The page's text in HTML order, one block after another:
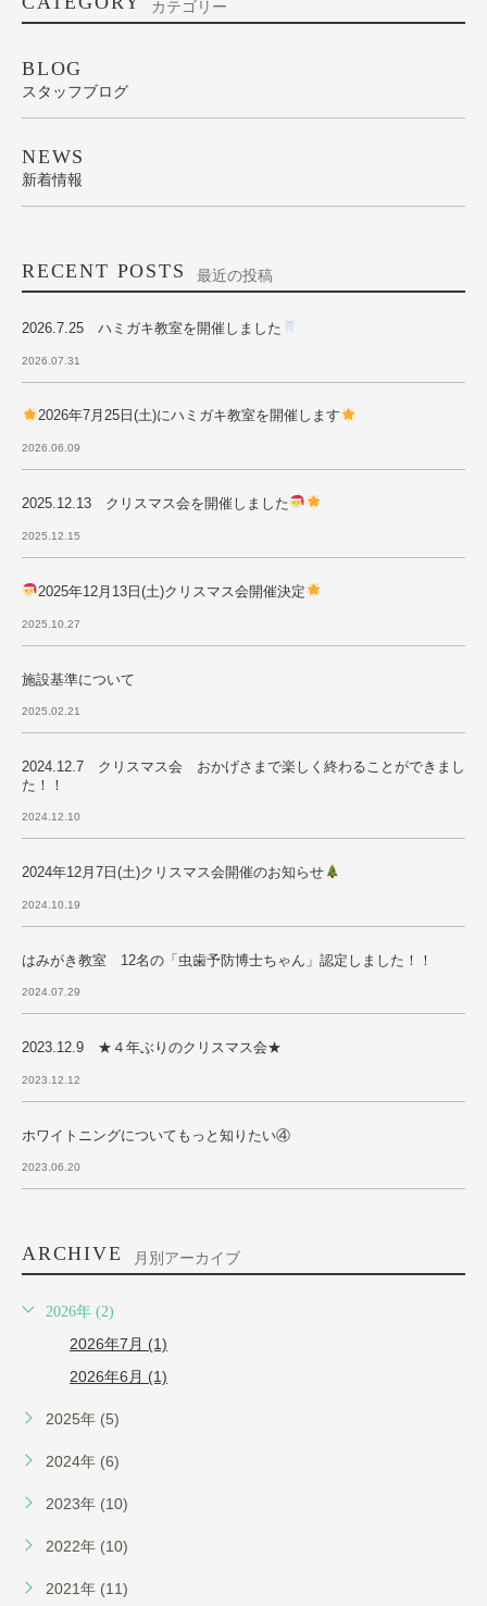
カテゴリー
BLOG
スタッフブログ
NEWS
新着情報
RECENT POSTS 最近の投稿
2026.7.25 ハミガキ教室を開催しました
2026.07.31
2026年7月25日(土)にハミガキ教室を開催します
2026.06.09
2025.12.13 クリスマス会を開催しました
2025.12.15
2025年12月13日(土)クリスマス会開催決定
2025.10.27
施設基準について
2025.02.21
2024.12.7 クリスマス会 おかげさまで楽しく終わることができまし
た！！
2024.12.10
2024年12月7日(土)クリスマス会開催のお知らせ
2024.10.19
はみがき教室 12名の「虫歯予防博士ちゃん」認定しました！！
2024.07.29
2023.12.9 ★４年ぶりのクリスマス会★
2023.12.12
ホワイトニングについてもっと知りたい④
2023.06.20
ARCHIVE 月別アーカイブ
2026年 (2)
2026年7月 (1)
2026年6月 (1)
2025年 (5)
2024年 (6)
2023年 (10)
2022年 (10)
2021年 (11)